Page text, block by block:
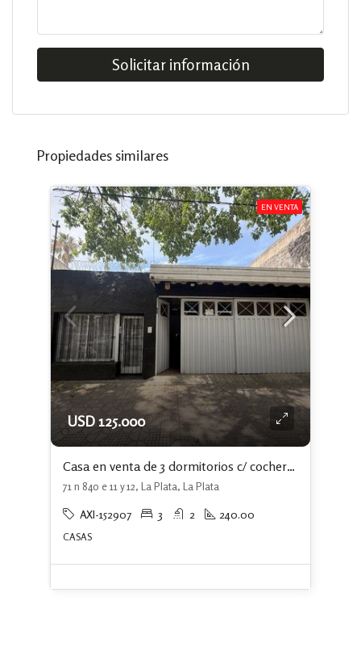
Solicitar información
Propiedades similares
EN VENTA
USD 125.000
Casa en venta de 3 dormitorios c/ cochera en La Plata
71 n 840 e 11 y 12, La Plata, La Plata
AXI-152907 3 2 240.00
CASAS